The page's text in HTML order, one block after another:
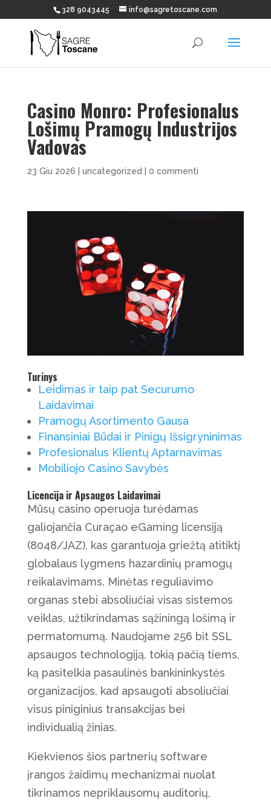
328 9043445 info@sagretoscane.com
Casino Monro: Profesionalus
Lošimų Pramogų Industrijos
Vadovas
23 Giu 2026 uncategorized 0 commenti
Turinys
Leidimas ir taip pat Securumo
Laidavimai
Pramogų Asortimento Gausa
Finansiniai Būdai ir Pinigų Išsigryninimas
Profesionalus Klientų Aptarnavimas
Mobiliojo Casino Savybės
Licencija ir Apsaugos Laidavimai
Mūsų casino operuoja turėdamas
galiojančia Curaçao eGaming licensiją
(8048/JAZ), kas garantuoja griežtą atitiktį
globalaus lygmens hazardinių pramogų
reikalavimams. Minėtas reguliavimo
organas stebi absoliučiai visas sistemos
veiklas, užtikrindamas sąžiningą lošimą ir
permatomumą. Naudojame 256 bit SSL
apsaugos technologiją, tokią pačią tiems,
ką pasitelkia pasaulinės bankininkystės
organizacijos, kad apsaugoti absoliučiai
visus piniginius transakcijas bei
individualią žinias.
Kiekvienos šios partnerių software
įrangos žaidimų mechanizmai nuolat
tikrinamos nepriklausomų auditorių,